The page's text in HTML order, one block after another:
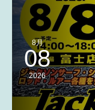
8月
08
2026